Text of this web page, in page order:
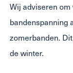
Wij adviseren
bandenspanning
zomerbanden.
de winter.